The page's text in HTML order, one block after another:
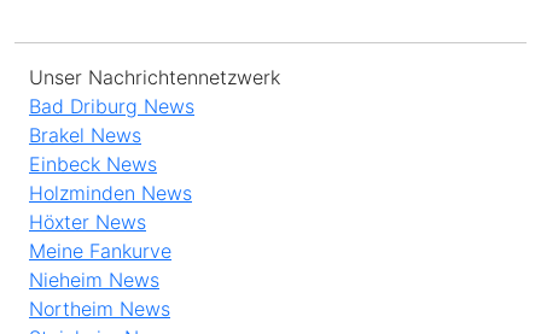
Unser Nachrichtennetzwerk
Bad Driburg News
Brakel News
Einbeck News
Holzminden News
Höxter News
Meine Fankurve
Nieheim News
Northeim News